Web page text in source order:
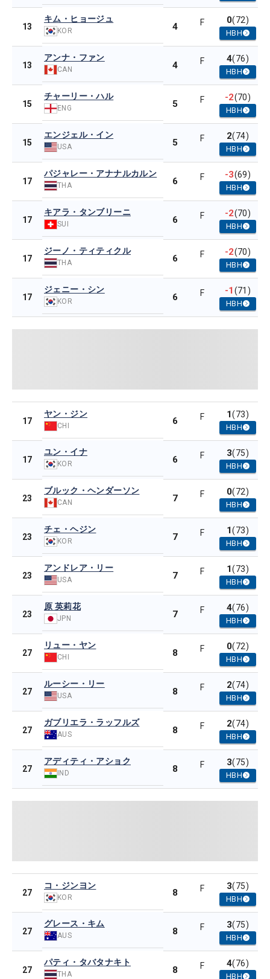
13
キム・ヒョージュ
KOR 4 F 0(72)
HBH
13
アンナ・ファン
CAN 4 F 4(76)
HBH
15
チャーリー・ハル
ENG 5 F -2(70)
HBH
15
エンジェル・イン
USA 5 F 2(74)
HBH
17
パジャレー・アナナルカルン
THA 6 F -3(69)
HBH
17
キアラ・タンブリーニ
SUI 6 F -2(70)
HBH
17
ジーノ・ティティクル
THA 6 F -2(70)
HBH
17
ジェニー・シン
KOR 6 F -1(71)
HBH
17
ヤン・ジン
CHI 6 F 1(73)
HBH
17
ユン・イナ
KOR 6 F 3(75)
HBH
23
ブルック・ヘンダーソン
CAN 7 F 0(72)
HBH
23
チェ・ヘジン
KOR 7 F 1(73)
HBH
23
アンドレア・リー
USA 7 F 1(73)
HBH
23
原 英莉花
JPN 7 F 4(76)
HBH
27
リュー・ヤン
CHI 8 F 0(72)
HBH
27
ルーシー・リー
USA 8 F 2(74)
HBH
27
ガブリエラ・ラッフルズ
AUS 8 F 2(74)
HBH
27
アディティ・アショク
IND 8 F 3(75)
HBH
27
コ・ジンヨン
KOR 8 F 3(75)
HBH
27
グレース・キム
AUS 8 F 3(75)
HBH
27
パティ・タバタナキト
THA 8 F 4(76)
HBH